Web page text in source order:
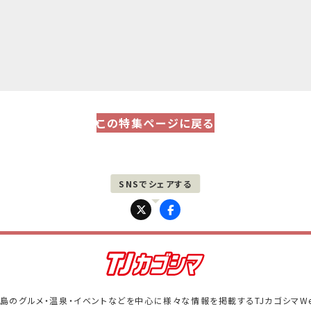
この特集ページに戻る
のグルメ・温泉・イベントなどを中心に様々な情報を掲載するTJカゴシマ